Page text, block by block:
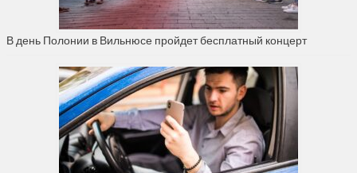
В день Полонии в Вильнюсе пройдет бесплатный концерт